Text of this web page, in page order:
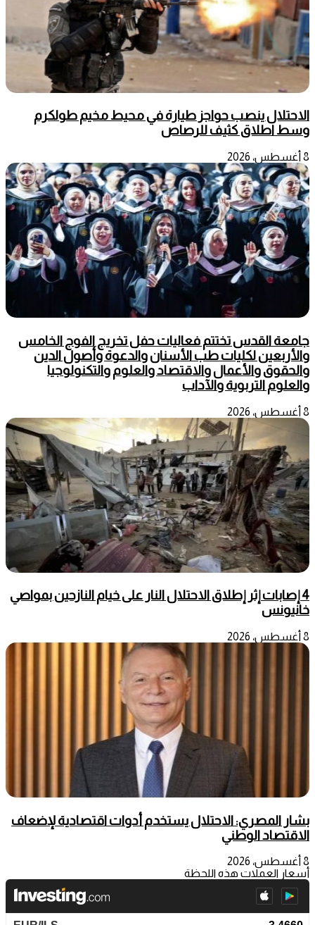
الاحتلال ينصب حواجز طيارة في محيط مخيم طولكرم
وسط اطلاق كثيف للرصاص
8 أغسطس، 2026
جامعة القدس تختتم فعاليات حفل تخريج الفوج الخامس
والأربعين لكليات طب الأسنان والدعوة وأصول الدين
والحقوق والأعمال والاقتصاد والعلوم والتكنولوجيا
والعلوم التربوية والآداب
8 أغسطس، 2026
4 إصابات إثر إطلاق الاحتلال النار على خيام النازحين بمواصي
خانيونس
8 أغسطس، 2026
بشار المصري: الاحتلال يستخدم أدوات اقتصادية لإضعاف
الاقتصاد الوطني
8 أغسطس، 2026
أسعار العملات هذه اللحظة